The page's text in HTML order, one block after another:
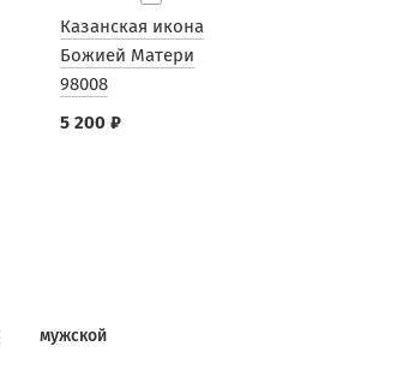
Казанская икона
Божией Матери
98008
5 200 ₽
мужской